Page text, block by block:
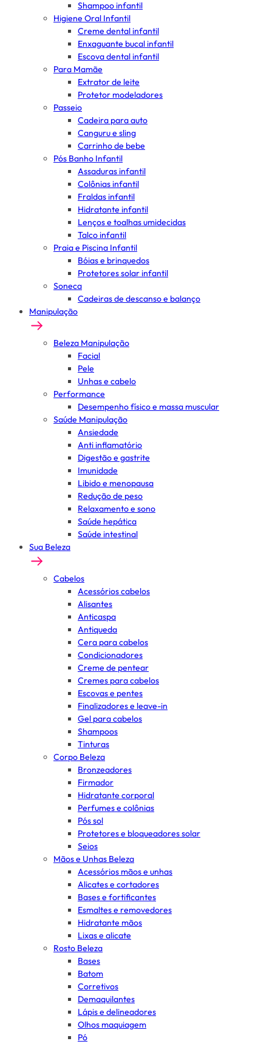
Shampoo infantil
Higiene Oral Infantil
Creme dental infantil
Enxaguante bucal infantil
Escova dental infantil
Para Mamãe
Extrator de leite
Protetor modeladores
Passeio
Cadeira para auto
Canguru e sling
Carrinho de bebe
Pós Banho Infantil
Assaduras infantil
Colônias infantil
Fraldas infantil
Hidratante infantil
Lenços e toalhas umidecidas
Talco infantil
Praia e Piscina Infantil
Bóias e brinquedos
Protetores solar infantil
Soneca
Cadeiras de descanso e balanço
Manipulação
Beleza Manipulação
Facial
Pele
Unhas e cabelo
Performance
Desempenho físico e massa muscular
Saúde Manipulação
Ansiedade
Anti inflamatório
Digestão e gastrite
Imunidade
Libido e menopausa
Redução de peso
Relaxamento e sono
Saúde hepática
Saúde intestinal
Sua Beleza
Cabelos
Acessórios cabelos
Alisantes
Anticaspa
Antiqueda
Cera para cabelos
Condicionadores
Creme de pentear
Cremes para cabelos
Escovas e pentes
Finalizadores e leave-in
Gel para cabelos
Shampoos
Tinturas
Corpo Beleza
Bronzeadores
Firmador
Hidratante corporal
Perfumes e colônias
Pós sol
Protetores e bloqueadores solar
Seios
Mãos e Unhas Beleza
Acessórios mãos e unhas
Alicates e cortadores
Bases e fortificantes
Esmaltes e removedores
Hidratante mãos
Lixas e alicate
Rosto Beleza
Bases
Batom
Corretivos
Demaquilantes
Lápis e delineadores
Olhos maquiagem
Pó